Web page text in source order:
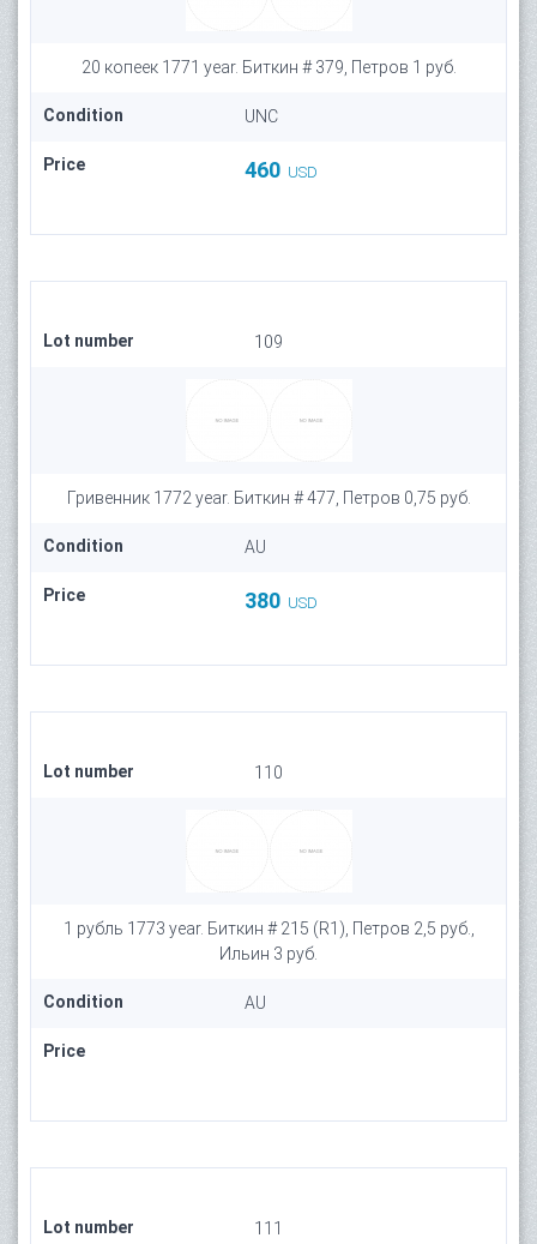
20 копеек 1771 year. Биткин # 379, Петров 1 руб.
Condition UNC
Price 460 USD
Lot number 109
Гривенник 1772 year. Биткин # 477, Петров 0,75 руб.
Condition AU
Price 380 USD
Lot number 110
1 рубль 1773 year. Биткин # 215 (R1), Петров 2,5 руб.,
Ильин 3 руб.
Condition AU
Price
Lot number 111